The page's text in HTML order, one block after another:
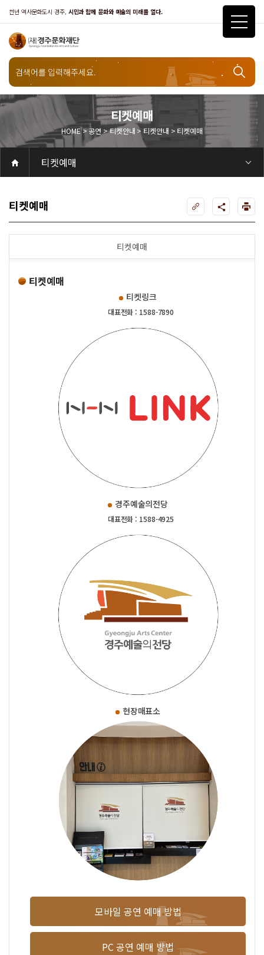
천년 역사문화도시 경주, 시민과 함께 문화와 예술의 미래를 열다.
티켓예매
HOME > 공연 > 티켓안내 > 티켓안내 > 티켓예매
공연
티켓안내
티켓안내
티켓예매
공연
공연일정
객석안내
화랑홀
화랑홀 2층
화랑홀 3층
원화홀
티켓안내
티켓안내
티켓예매
티켓수령
할인규정
취소·환불규정
문화나눔티켓
공연예절·서비스
공연장 관람예절
공연장 편의서비스
전시
전시일정
현재전시
예정전시
지난전시
전시연계교육신청
알천미술관소장품
전시예절·서비스
미술관 관람예절
미술관 편의서비스
아카데미
교육일정
문화행사
행사일정
행사소개
경주 대릉원돌담길 축제
국제경주역사문화포럼
금속공예관
경주 e스포츠 페스티벌
돗자리피크닉
국제경주역사문화포럼
교촌문화공연 신라오기
신라문화제
국제뮤직페스티벌
경주문화관1918
교촌버스킹
지역예술인 지원사업
봉황대 뮤직스퀘어
경주국악여행
제야의 종 타종식
한수원아트페스티벌
한복문화주간
동아시아 문화도시
MyK FESTA in 경주
경주시 관광기념품 공모전
뉴스
갤러리
대관
대관공고·절차
경주예술의전당
경주문화관1918
대관운영조례
운영조례
경주예술의전당
운영규칙
공연장 및 부대시설
알천미술관
경주문화관1918
사용료
경주예술의전당
경주문화관1918
대관신청
경주예술의전당
경주문화관1918
시설소개
경주예술의전당
시설소개
공연장
화랑홀
원화홀
알천미술관
기타시설
경주문화관1918
시립예술단
시립극단
시립극단 소개
단원현황
시립합창단
시립합창단 소개
단원현황
시립신라고취대
시립신라고취대 소개
단원현황
연간일정
열린마당
공지사항
공지사항
입찰정보
채용정보
자료실
홍보·보도자료
서식·매뉴얼
웹진
Q&A
FAQ
가입 및 정보
공연
전시
아카데미
대관
기타
질문과답변
우수고객
회원안내 · 혜택
우수고객
경주문화재단
인사말
재단소개
비전전략
사업안내
연혁
재단CI
조직도
ESG 윤리·경영
ESG경영 선언문
인권경영선언문
임직원행동강령
문화서비스윤리헌장
통합신고센터
경영공시
경영목표 예산서 운영계획
결산서
임원 및 운영인력 현황 인건비 예산 집행현황
경영실적
외부기관 감사
기타공시
계약현황
기부금현황
업무추진비 복리후생비 내역
오시는길
경주예술의전당
경주문화관1918
신라금속공예관
티켓예매
티켓예매
티켓예매
티켓링크
대표전화 : 1588-7890
경주예술의전당
대표전화 : 1588-4925
현장매표소
모바일 공연 예매 방법
PC 공연 예매 방법